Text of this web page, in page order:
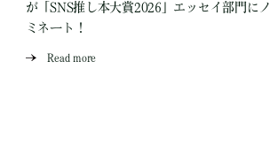
が「SNS推し本大賞2026」エッセイ部門にノ
ミネート！
Read more